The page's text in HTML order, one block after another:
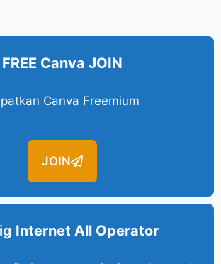
FREE Canva JOIN
Canva Freemium
JOIN
Internet All Operator